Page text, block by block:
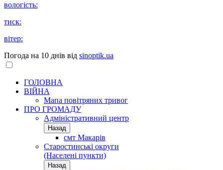
вологість:
тиск:
вітер:
Погода на 10 днів від sinoptik.ua
ГОЛОВНА
ВІЙНА
Мапа повітряних тривог
ПРО ГРОМАДУ
Aдміністративний центр
Назад
смт Макарів
Старостинські округи
(Населені пункти)
Назад